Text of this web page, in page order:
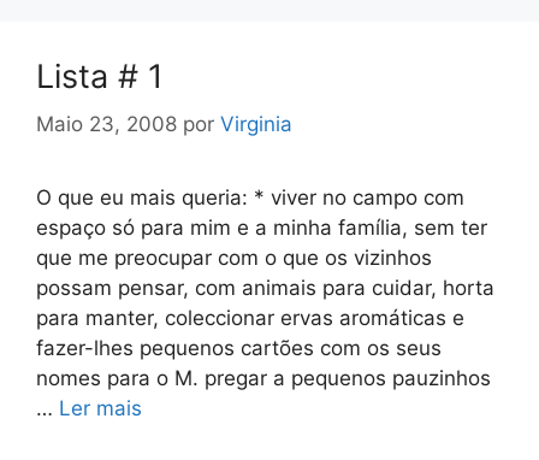
Lista # 1
Maio 23, 2008 por Virginia
O que eu mais queria: * viver no campo com
espaço só para mim e a minha família, sem ter
que me preocupar com o que os vizinhos
possam pensar, com animais para cuidar, horta
para manter, coleccionar ervas aromáticas e
fazer-lhes pequenos cartões com os seus
nomes para o M. pregar a pequenos pauzinhos
… Ler mais